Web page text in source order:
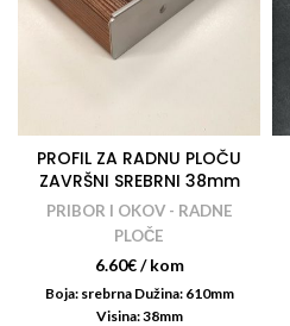
PROFIL ZA RADNU PLOČU
ZAVRŠNI SREBRNI 38mm
PRIBOR I OKOV - RADNE
PLOČE
6.60€/ kom
Boja: srebrna Dužina: 610mm
Visina: 38mm